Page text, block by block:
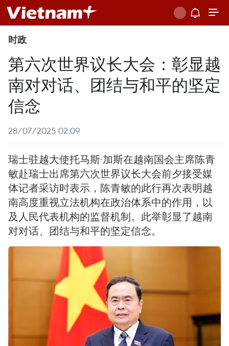
时政
第六次世界议长大会：彰显越
南对对话、团结与和平的坚定
信念
28/07/2025 02:09
瑞士驻越大使托马斯·加斯在越南国会主席陈青
敏赴瑞士出席第六次世界议长大会前夕接受媒
体记者采访时表示，陈青敏的此行再次表明越
南高度重视立法机构在政治体系中的作用，以
及人民代表机构的监督机制。此举彰显了越南
对对话、团结与和平的坚定信念。